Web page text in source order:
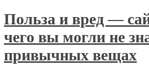
Польза и вред —
чего вы могли не
привычных вещах